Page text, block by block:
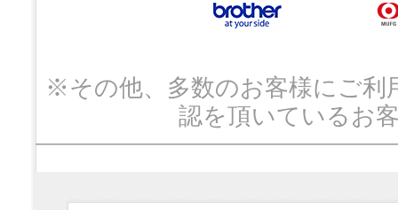
※その他、多数のお客様にご利
認を頂いているお